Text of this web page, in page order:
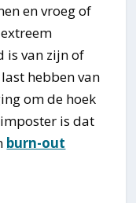
en vroeg of
is van zijn of
hebben van
om de hoek
is dat
burn-out